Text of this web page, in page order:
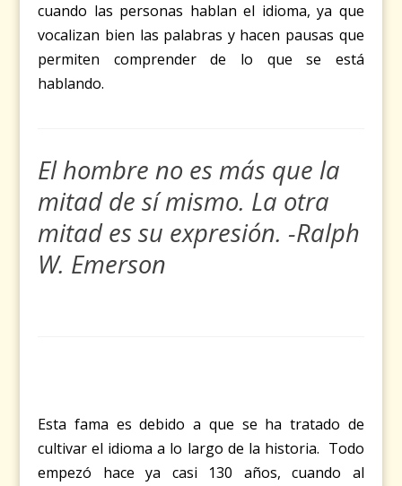
cuando las personas hablan el idioma, ya que
vocalizan bien las palabras y hacen pausas que
permiten comprender de lo que se está
hablando.
El hombre no es más que la
mitad de sí mismo. La otra
mitad es su expresión. -Ralph
W. Emerson
Esta fama es debido a que se ha tratado de
cultivar el idioma a lo largo de la historia. Todo
empezó hace ya casi 130 años, cuando al